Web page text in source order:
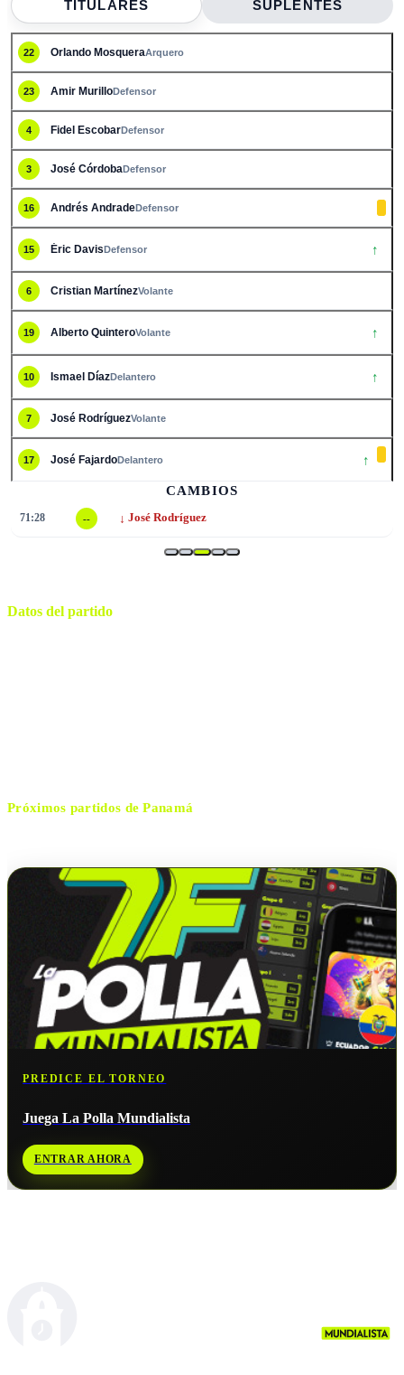
TITULARES SUPLENTES
22 Orlando MosqueraArquero
23 Amir MurilloDefensor
4 Fidel EscobarDefensor
3 José CórdobaDefensor
16 Andrés AndradeDefensor
15 Éric DavisDefensor ↑
6 Cristian MartínezVolante
19 Alberto QuinteroVolante ↑
10 Ismael DíazDelantero ↑
7 José Rodrí­guezVolante
17 José FajardoDelantero ↑
CAMBIOS
71:28 -- ↓ José Rodríguez
Datos del partido
Próximos partidos dePanamá
PREDICE EL TORNEO
Juega La Polla Mundialista
ENTRAR AHORA